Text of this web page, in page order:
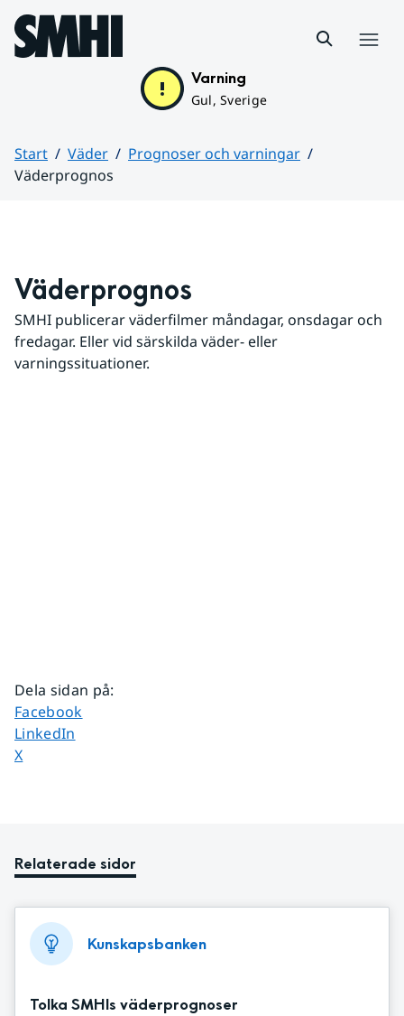
Hoppa till sidans innehåll
Varning
Gul, Sverige
Start Väder
Prognoser och varningar
Väderprognos
Väderprognos
SMHI publicerar väderfilmer måndagar, onsdagar och
fredagar. Eller vid särskilda väder- eller
varningssituationer.
Dela sidan på:
Dela sidan på
Facebook
Dela sidan på
LinkedIn
Dela sidan på
X
Relaterade sidor
Kunskapsbanken
Tolka SMHIs väderprognoser